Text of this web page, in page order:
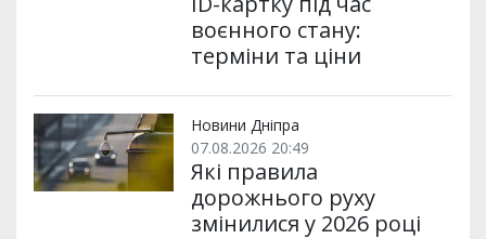
воєнного стану:
терміни та ціни
Новини Дніпра
07.08.2026 20:49
Які правила
дорожнього руху
змінилися у 2026 році